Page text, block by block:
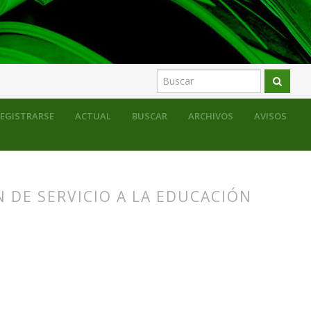
ACTUAL BUSCAR ARCHIVOS AVISOS
SERVICIO A LA EDUCACIÓN